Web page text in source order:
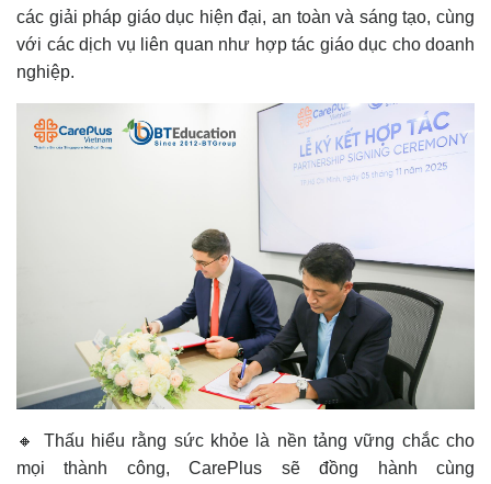
các giải pháp giáo dục hiện đại, an toàn và sáng tạo, cùng
với các dịch vụ liên quan như hợp tác giáo dục cho doanh
nghiệp.
🔸 Thấu hiểu rằng sức khỏe là nền tảng vững chắc cho
mọi thành công, CarePlus sẽ đồng hành cùng